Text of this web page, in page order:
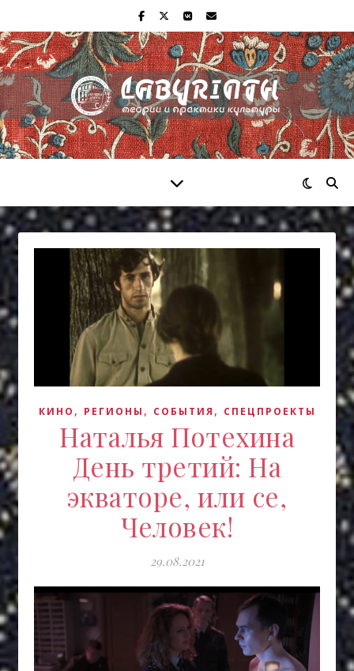
КИНО , РЕГИОНЫ , СОБЫТИЯ , СПЕЦПРОЕКТЫ
Наталья Потехина
День третий: На
экваторе, или се,
Человек!
29.08.2021